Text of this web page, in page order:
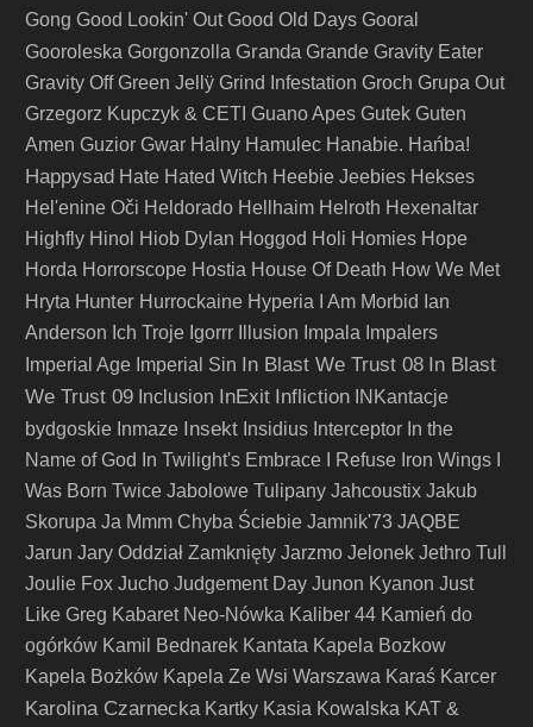
Gong Good Lookin' Out Good Old Days Gooral
Gooroleska Gorgonzolla Granda Grande Gravity Eater
Gravity Off Green Jellÿ Grind Infestation Groch Grupa Out
Grzegorz Kupczyk & CETI Guano Apes Gutek Guten
Amen Guzior Gwar Halny Hamulec Hanabie. Hańba!
Happysad Hate Hated Witch Heebie Jeebies Hekses
Hel'enine Oči Heldorado Hellhaim Helroth Hexenaltar
Highfly Hinol Hiob Dylan Hoggod Holi Homies Hope
Horda Horrorscope Hostia House Of Death How We Met
Hryta Hunter Hurrockaine Hyperia I Am Morbid Ian
Anderson Ich Troje Igorrr Illusion Impala Impalers
Imperial Age Imperial Sin In Blast We Trust 08 In Blast
We Trust 09 Inclusion InExit Infliction INKantacje
bydgoskie Inmaze Insekt Insidius Interceptor In the
Name of God
In Twilight's Embrace I Refuse Iron Wings
Was Born Twice Jabolowe Tulipany Jahcoustix Jakub
Skorupa Ja Mmm Chyba Ściebie Jamnik'73 JAQBE
Jarun Jary Oddział Zamknięty Jarzmo Jelonek Jethro Tull
Joulie Fox Jucho Judgement Day Junon Kyanon Just
Like Greg Kabaret Neo-Nówka Kaliber 44 Kamień do
ogórków Kamil Bednarek Kantata Kapela Bozkow
Kapela Bożków Kapela Ze Wsi Warszawa Karaś Karcer
Karolina Czarnecka Kartky Kasia Kowalska KAT &